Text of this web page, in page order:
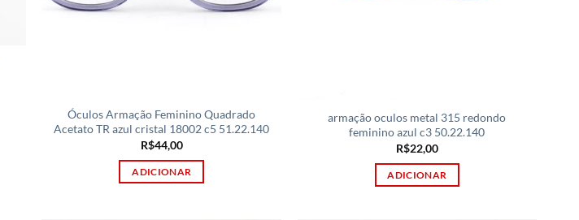
Óculos Armação Feminino Quadrado
Acetato TR azul cristal 18002 c5 51.22.140
R$44,00
ADICIONAR
armação oculos metal 315 redondo
feminino azul c3 50.22.140
R$22,00
ADICIONAR